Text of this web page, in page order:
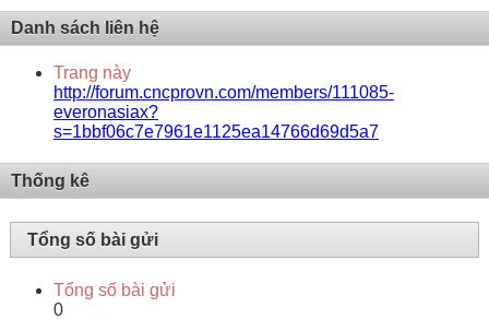
Danh sách liên hệ
Trang này
http://forum.cncprovn.com/members/111085-
everonasiax?
s=1bbf06c7e7961e1125ea14766d69d5a7
Thống kê
Tổng số bài gửi
Tổng số bài gửi
0